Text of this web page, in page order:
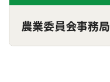
農業委員会事務局